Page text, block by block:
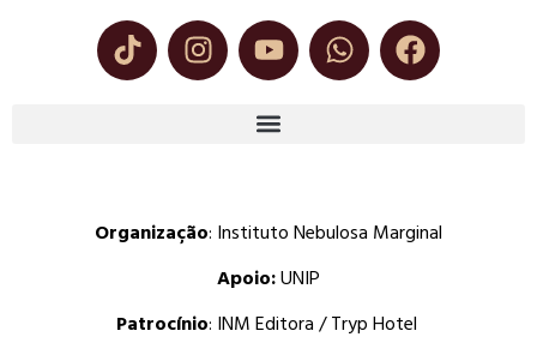
Organização: Instituto Nebulosa Marginal
Apoio:UNIP
Patrocínio: INM Editora / Tryp Hotel